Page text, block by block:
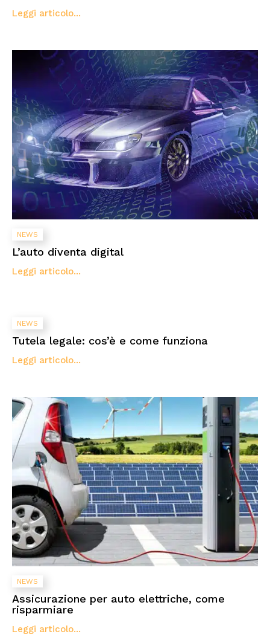
Leggi articolo...
NEWS
L’auto diventa digital
Leggi articolo...
NEWS
Tutela legale: cos’è e come funziona
Leggi articolo...
NEWS
Assicurazione per auto elettriche, come
risparmiare
Leggi articolo...